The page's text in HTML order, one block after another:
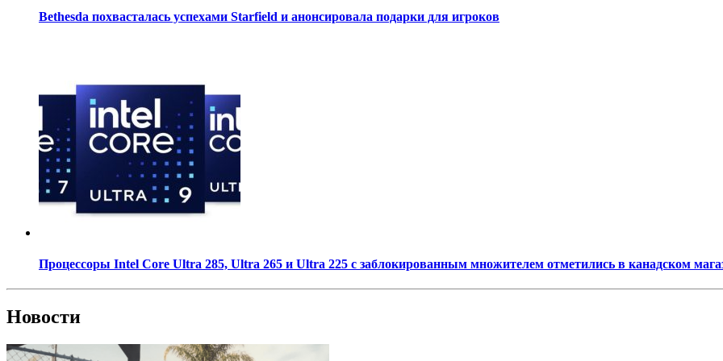
Bethesda похвасталась успехами Starfield и анонсировала подарки для игроков
Процессоры Intel Core Ultra 285, Ultra 265 и Ultra 225 с заблокированным множителем отметились в канадском
Новости